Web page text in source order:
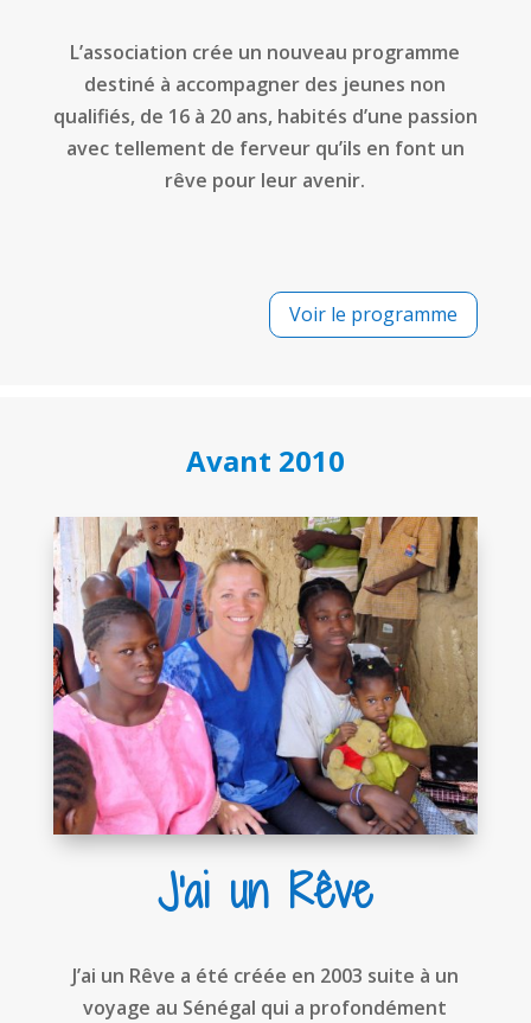
L’association crée un nouveau programme
destiné à accompagner des jeunes non
qualifiés, de 16 à 20 ans, habités d’une passion
avec tellement de ferveur qu’ils en font un
rêve pour leur avenir.
Voir le programme
Avant 2010
J'ai un Rêve
J’ai un Rêve a été créée en 2003 suite à un
voyage au Sénégal qui a profondément